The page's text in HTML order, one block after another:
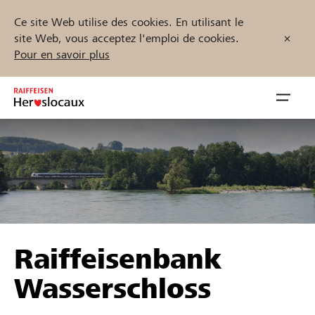
Ce site Web utilise des cookies. En utilisant le
site Web, vous acceptez l'emploi de cookies.
Pour en savoir plus
Inhalt
springen
öffnen
Parrainer
Soutien & assistance
Trouvez des projets et des organisations
Démarrez maintenant
Raiffeisenbank
Wasserschloss